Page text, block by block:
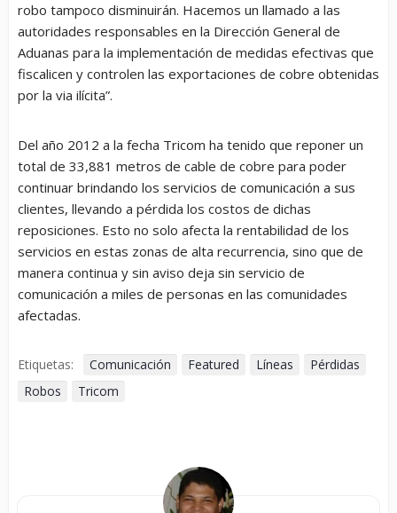
robo tampoco disminuirán. Hacemos un llamado a las
autoridades responsables en la Dirección General de
Aduanas para la implementación de medidas efectivas que
fiscalicen y controlen las exportaciones de cobre obtenidas
por la via ilícita”.
Del año 2012 a la fecha Tricom ha tenido que reponer un
total de 33,881 metros de cable de cobre para poder
continuar brindando los servicios de comunicación a sus
clientes, llevando a pérdida los costos de dichas
reposiciones. Esto no solo afecta la rentabilidad de los
servicios en estas zonas de alta recurrencia, sino que de
manera continua y sin aviso deja sin servicio de
comunicación a miles de personas en las comunidades
afectadas.
Etiquetas: Comunicación Featured Líneas
Pérdidas
Robos
Tricom